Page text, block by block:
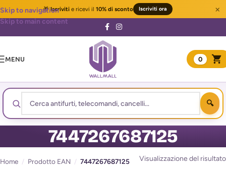
🎁Iscrivitie ricevi il 10% di sconto Iscriviti ora ×
Skip to navigation
Skip to main content
MENU 0
7447267687125
Home / Prodotto EAN / 7447267687125 Visualizzazione del risultato